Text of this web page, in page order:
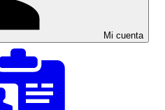
Mi cuenta